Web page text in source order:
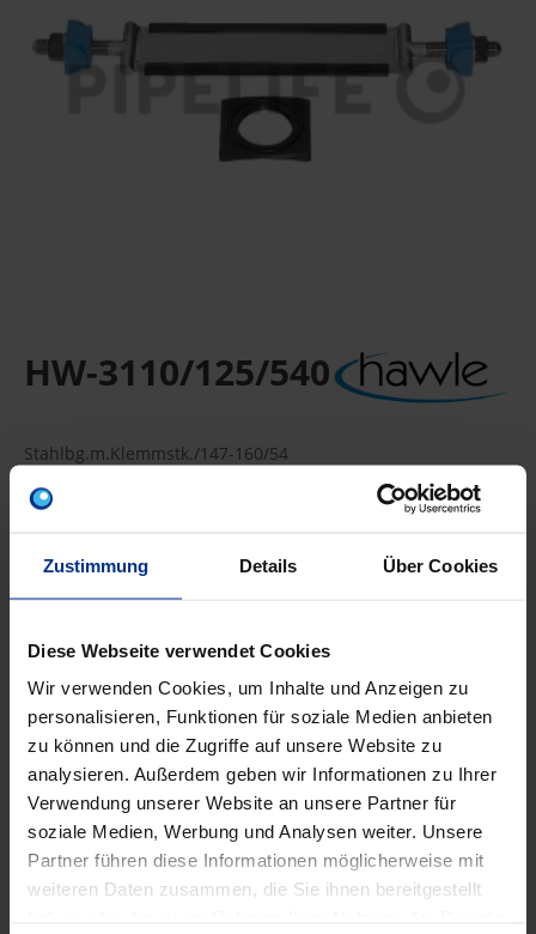
Zustimmung Details Über Cookies
Diese Webseite verwendet Cookies
Wir verwenden Cookies, um Inhalte und Anzeigen zu
personalisieren, Funktionen für soziale Medien anbieten
zu können und die Zugriffe auf unsere Website zu
analysieren. Außerdem geben wir Informationen zu Ihrer
Verwendung unserer Website an unsere Partner für
soziale Medien, Werbung und Analysen weiter. Unsere
Partner führen diese Informationen möglicherweise mit
weiteren Daten zusammen, die Sie ihnen bereitgestellt
HW-3110/125/540
Stahlbg.m.Klemmstk./147-160/54
Inklusive Haltestücken, Beilagscheiben, Muttern
MINUS PLUS
Min.: 1 Stück
81,50 €
pro 1 Stück (exkl. Mwst.)
AAJ
Code